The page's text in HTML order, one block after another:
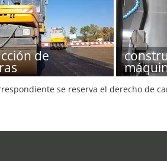
de
se reserva el derecho de